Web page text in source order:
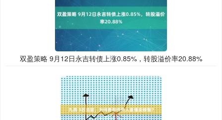
双盈策略 9月12日永吉转债上涨0.85%，转股溢价率20.88%